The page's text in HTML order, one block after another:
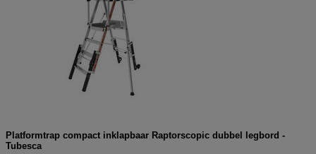
Platformtrap compact inklapbaar Raptorscopic dubbel legbord -
Tubesca